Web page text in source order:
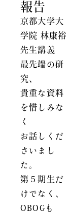
報告
京都大学大
学院 林康裕
先生講義
最先端の研
究、
貴重な資料
を惜しみな
く
お話しくだ
さいまし
た。
第５期生だ
けでなく、
OBOGも